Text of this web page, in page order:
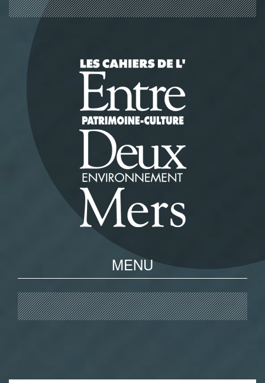
MENU
Panneau de gestion des cookies